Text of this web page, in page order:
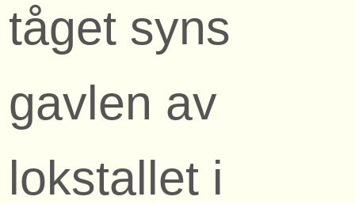
tåget syns
gavlen av
lokstallet i